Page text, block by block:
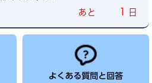
あと 1 日
よくある質問と回答